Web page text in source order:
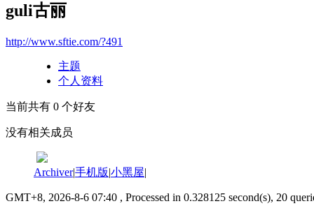
guli古丽
http://www.sftie.com/?491
主题
个人资料
当前共有 0 个好友
没有相关成员
Archiver|手机版|小黑屋|
GMT+8, 2026-8-6 07:40 , Processed in 0.328125 second(s), 20